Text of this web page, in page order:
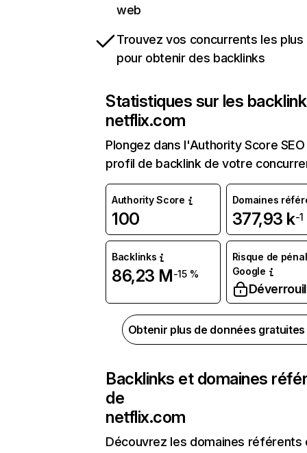
web
Trouvez vos concurrents les
pour obtenir des backlinks
Statistiques sur les
netflix.com
Plongez dans l'Authority Score
profil de backlink de votre
Authority Score
100
Domaines
377,93 k-1
Backlinks
86,23 M-15 %
Risque de
Google
Obtenir plus de données
Backlinks et domaines
de
netflix.com
Découvrez les domaines référents